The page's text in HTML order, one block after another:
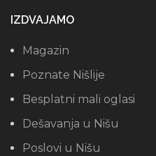
IZDVAJAMO
Magazin
Poznate Nišlije
Besplatni mali oglasi
Dešavanja u Nišu
Poslovi u Nišu